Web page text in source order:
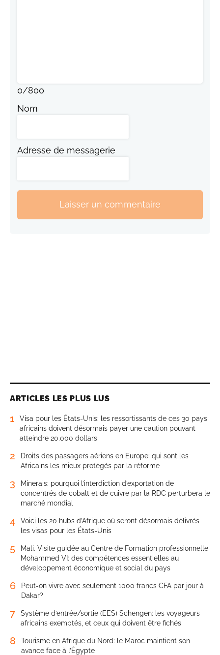
0/800
Nom
Adresse de messagerie
Laisser un commentaire
ARTICLES LES PLUS LUS
1
Visa pour les États-Unis: les ressortissants de ces 30 pays
africains doivent désormais payer une caution pouvant
atteindre 20.000 dollars
2
Droits des passagers aériens en Europe: qui sont les
Africains les mieux protégés par la réforme
3
Minerais: pourquoi l’interdiction d’exportation de
concentrés de cobalt et de cuivre par la RDC perturbera le
marché mondial
4
Voici les 20 hubs d’Afrique où seront désormais délivrés
les visas pour les États-Unis
5
Mali. Visite guidée au Centre de Formation professionnelle
Mohammed VI: des compétences essentielles au
développement économique et social du pays
6
Peut-on vivre avec seulement 1000 francs CFA par jour à
Dakar?
7
Système d’entrée/sortie (EES) Schengen: les voyageurs
africains exemptés, et ceux qui doivent être fichés
8
Tourisme en Afrique du Nord: le Maroc maintient son
avance face à l’Égypte